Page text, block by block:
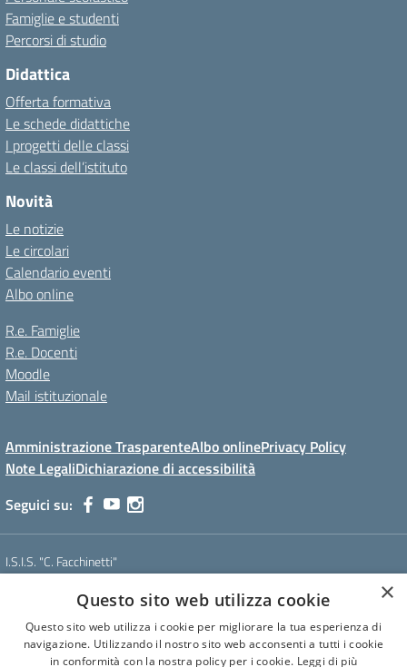
Famiglie e studenti
Percorsi di studio
Didattica
Offerta formativa
Le schede didattiche
I progetti delle classi
Le classi dell’istituto
Novità
Le notizie
Le circolari
Calendario eventi
Albo online
R.e. Famiglie
R.e. Docenti
Moodle
Mail istituzionale
Amministrazione TrasparenteAlbo onlinePrivacy Policy
Note LegaliDichiarazione di accessibilità
Seguici su:
I.S.I.S. "C. Facchinetti"
Tel. 0331 635718 - E-mail: vais01900e@istruzione.it - Pec:
vais01900e@pec.istruzione.it
Codice meccanografico: VAIS01900E
Codice Fiscale: 81009250127
×
Questo sito web utilizza cookie
Questo sito web utilizza i cookie per migliorare la tua esperienza di
navigazione. Utilizzando il nostro sito web acconsenti a tutti i cookie
in conformità con la nostra policy per i cookie. Leggi di più